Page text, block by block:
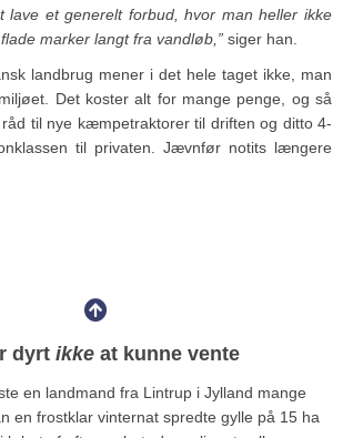
lave et generelt forbud, hvor man heller ikke
marker langt fra vandløb,” siger han.
landbrug mener i det hele taget ikke, man
Det koster alt for mange penge, og så
til nye kæmpetraktorer til driften og ditto 4-
til privaten. Jævnfør notits længere
dyrt ikke at kunne vente
en landmand fra Lintrup i Jylland mange
en frostklar vinternat spredte gylle på 15 ha